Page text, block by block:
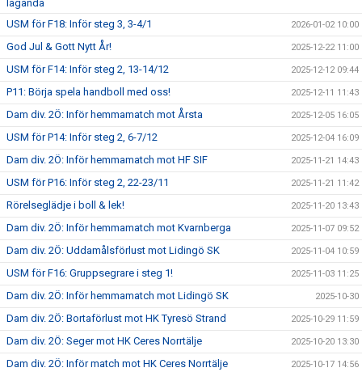
laganda
USM för F18: Inför steg 3, 3-4/1 2026-01-02 10:00
God Jul & Gott Nytt År! 2025-12-22 11:00
USM för F14: Inför steg 2, 13-14/12 2025-12-12 09:44
P11: Börja spela handboll med oss! 2025-12-11 11:43
Dam div. 2Ö: Inför hemmamatch mot Årsta 2025-12-05 16:05
USM för P14: Inför steg 2, 6-7/12 2025-12-04 16:09
Dam div. 2Ö: Inför hemmamatch mot HF SIF 2025-11-21 14:43
USM för P16: Inför steg 2, 22-23/11 2025-11-21 11:42
Rörelseglädje i boll & lek! 2025-11-20 13:43
Dam div. 2Ö: Inför hemmamatch mot Kvarnberga 2025-11-07 09:52
Dam div. 2Ö: Uddamålsförlust mot Lidingö SK 2025-11-04 10:59
USM för F16: Gruppsegrare i steg 1! 2025-11-03 11:25
Dam div. 2Ö: Inför hemmamatch mot Lidingö SK 2025-10-30
Dam div. 2Ö: Bortaförlust mot HK Tyresö Strand 2025-10-29 11:59
Dam div. 2Ö: Seger mot HK Ceres Norrtälje 2025-10-20 13:30
Dam div. 2Ö: Inför match mot HK Ceres Norrtälje 2025-10-17 14:56